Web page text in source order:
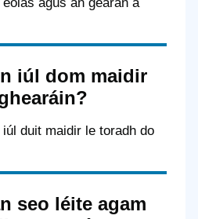
iúl dom maidir
duit maidir le toradh do
seo léite agam